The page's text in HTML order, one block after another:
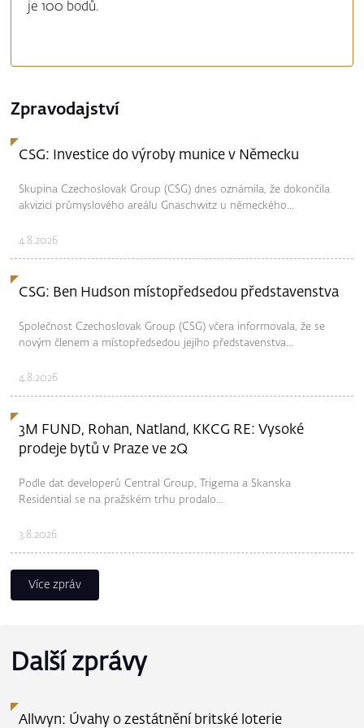
je 100 bodů.
Zpravodajství
CSG: Investice do výroby munice v Německu
Skupina Czechoslovak Group (CSG) dnes oznámila, že dokončila
akvizici průmyslového areálu Gnaschwitz u německého...
4.8.2026
CSG: Ben Hudson místopředsedou představenstva
Společnost Czechoslovak Group (CSG) včera informovala, že se
novým členem a místopředsedou jejího představenstva...
4.8.2026
3M FUND, Rohan, Natland, KKCG RE: Vysoké
prodeje bytů v Praze ve 2Q
Podle dat developerů Central Group, Trigema a Skanska
Residential se na pražském trhu prodalo...
3.8.2026
Více zpráv
Další zprávy
Allwyn: Úvahy o zestátnění britské loterie